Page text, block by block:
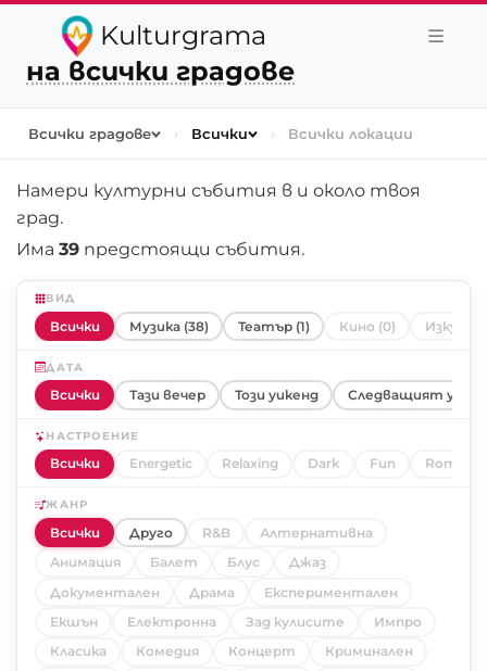
Kulturgrama
на всички градове
Всички градове › Всички › Всички локации
Намери културни събития в и около твоя
град.
Има 39 предстоящи събития.
ВИД
Всички Музика (38) Театър (1) Кино (0)
ДАТА
Всички Тази вечер Този уикенд Следващият
НАСТРОЕНИЕ
Всички Energetic Relaxing Dark Fun
ЖАНР
Всички Друго R&B
Алтернативна
Анимация
Балет Блус
Джаз
Документален
Драма
Експериментален
Екшън
Електронна Зад кулисите
Импро
Класика
Комедия Концерт
Криминален